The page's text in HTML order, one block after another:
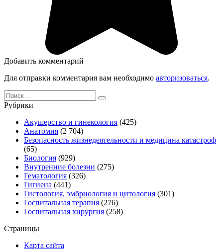
Добавить комментарий
Для отправки комментария вам необходимо авторизоваться.
Search
for:
Рубрики
Акушерство и гинекология (425)
Анатомия (2 704)
Безопасность жизнедеятельности и медицина катастроф
(65)
Биология (929)
Внутренние болезни (275)
Гематология (326)
Гигиена (441)
Гистология, эмбриология и цитология (301)
Госпитальная терапия (276)
Госпитальная хирургия (258)
Страницы
Карта сайта